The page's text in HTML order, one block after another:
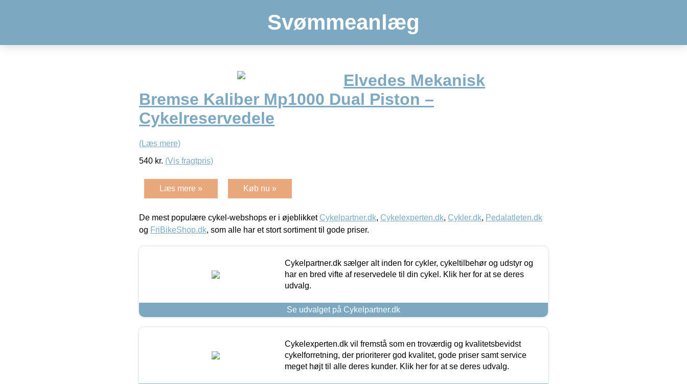
Svømmeanlæg
Elvedes Mekanisk
Bremse Kaliber Mp1000 Dual Piston –
Cykelreservedele
(Læs mere)
540 kr. (Vis fragtpris)
Læs mere » Køb nu »
De mest populære cykel-webshops er i øjeblikket Cykelpartner.dk, Cykelexperten.dk, Cykler.dk, Pedalatleten.dk
og FriBikeShop.dk, som alle har et stort sortiment til gode priser.
Cykelpartner.dk sælger alt inden for cykler, cykeltilbehør og udstyr og
har en bred vifte af reservedele til din cykel. Klik her for at se deres
udvalg.
Se udvalget på Cykelpartner.dk
Cykelexperten.dk vil fremstå som en troværdig og kvalitetsbevidst
cykelforretning, der prioriterer god kvalitet, gode priser samt service
meget højt til alle deres kunder. Klik her for at se deres udvalg.